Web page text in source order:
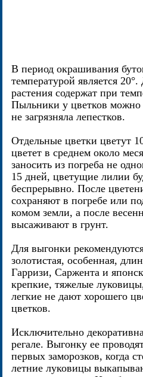
В период окрашивания
температурой является
растения содержат при
Пыльники у цветков можно
не загрязняла лепестков.
Отдельные цветки цветут
цветет в среднем около
заносить из погреба не
15 дней, цветущие лилии
беспрерывно. После
сохраняют в погребе или
комом земли, а после
высаживают в грунт.
Для выгонки
золотистая, особенная,
Гарризи, Саржента и
крепкие, тяжелые
легкие не дают хорошего
цветков.
Исключительно
регале. Выгонку ее
первых заморозков, когда
летние луковицы